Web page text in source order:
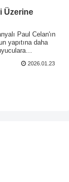
Üzerine
Paul Celan'ın
yapıtına daha
2026.01.23